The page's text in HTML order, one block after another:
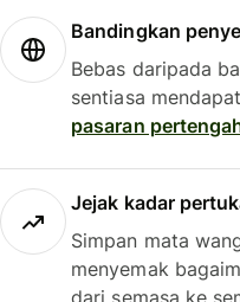
Bandingkan
Bebas daripada
sentiasa mendapat
pasaran
Jejak kadar
Simpan mata
menyemak